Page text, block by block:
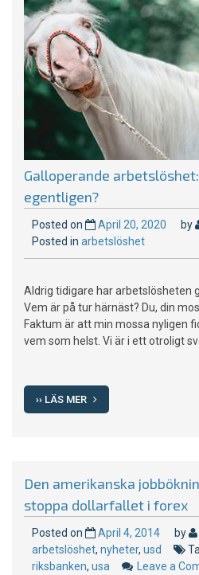
Galloperande
egentligen?
Posted on April 20, 2020 by
Posted in arbetslöshet
Aldrig tidigare har arbetslösheten
Vem är på tur härnäst? Du, din
Faktum är att min mossa nyligen
vem som helst. Vi är i ett otroligt
›› LÄS MER
Den amerikanska
stoppa dollarfallet i forex
Posted on April 4, 2014 by
arbetslöshet, nyheter, usd
riksbanken, usa Leave a